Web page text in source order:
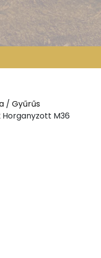
/ Gyűrűs
Horganyzott M36